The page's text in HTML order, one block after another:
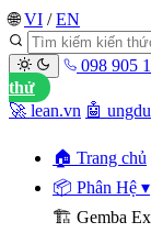
🌐 VI / EN
098 905
thử
🚀 lean.vn 🤖
🏠 Trang chủ
📦 Phân Hệ ▾
🏗️ Gemba